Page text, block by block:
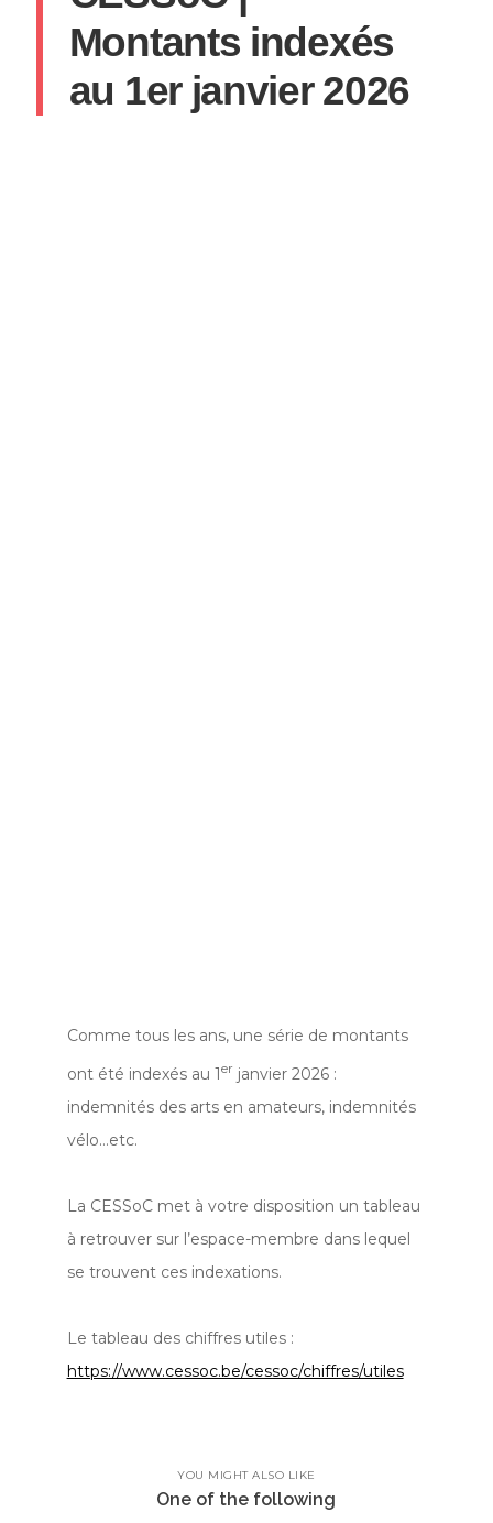
Montants indexés
au 1er janvier 2026
Comme tous les ans, une série de montants
ont été indexés au 1er janvier 2026 :
indemnités des arts en amateurs, indemnités
vélo…etc.
La CESSoC met à votre disposition un tableau
à retrouver sur l’espace-membre dans lequel
se trouvent ces indexations.
Le tableau des chiffres utiles :
https://www.cessoc.be/cessoc/chiffres/utiles
YOU MIGHT ALSO LIKE
One of the following